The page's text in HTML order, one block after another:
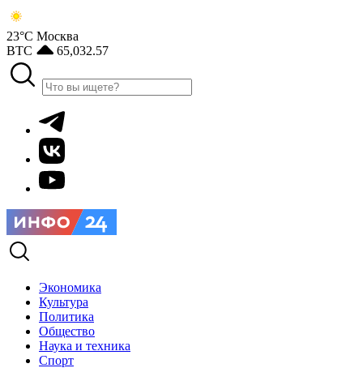
23°С Москва
BTC
65,032.57
Экономика
Культура
Политика
Общество
Наука и техника
Спорт